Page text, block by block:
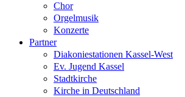
Chor
Orgelmusik
Konzerte
Partner
Diakoniestationen Kassel-West
Ev. Jugend Kassel
Stadtkirche
Kirche in Deutschland